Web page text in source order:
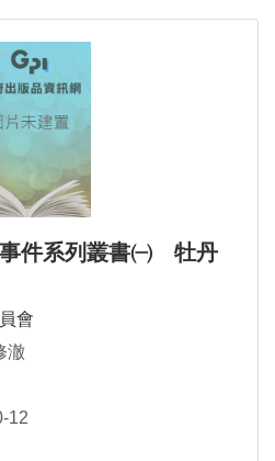
件系列叢書㈠ 牡丹
會
澈
12